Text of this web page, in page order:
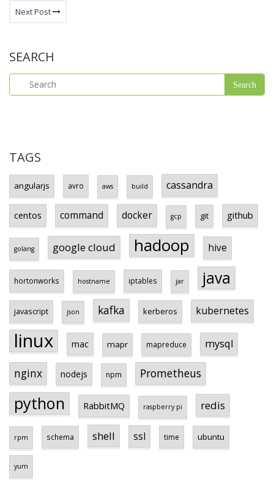
Next Post
SEARCH
TAGS
angularjs avro aws build cassandra
centos command docker gcp git github
golang google cloud hadoop hive
hortonworks hostname iptables jar java
javascript json kafka kerberos kubernetes
linux mac mapr mapreduce mysql
nginx nodejs npm Prometheus
python RabbitMQ raspberry pi redis
rpm schema shell ssl time ubuntu
yum